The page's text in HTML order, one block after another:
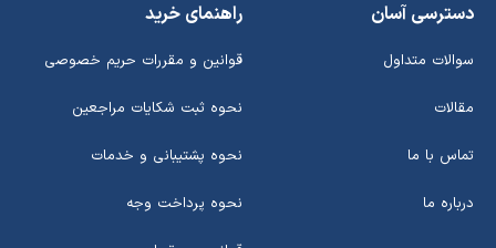
دسترسی آسان
سوالات متداول
مقالات
تماس با ما
درباره ما
راهنمای خرید
قوانین و مقررات حریم خصوصی
نحوه ثبت شکایات مراجعین
نحوه پشتیبانی و خدمات
نحوه پرداخت وجه